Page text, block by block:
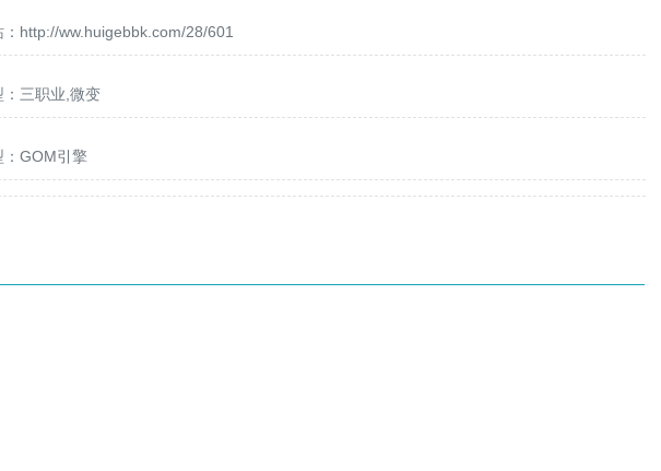
http://ww.huigebbk.com/28/601
：三职业,微变
：GOM引擎